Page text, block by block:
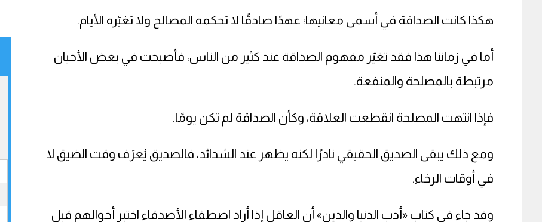
هكذا كانت الصداقة في أسمى معانيها؛ عهدًا صادقًا لا تحكمه المصالح ولا تغيّره الأيام.
أما في زماننا هذا فقد تغيّر مفهوم الصداقة عند كثير من الناس، فأصبحت في بعض الأحيان
مرتبطة بالمصلحة والمنفعة.
فإذا انتهت المصلحة انقطعت العلاقة، وكأن الصداقة لم تكن يومًا.
ومع ذلك يبقى الصديق الحقيقي نادرًا لكنه يظهر عند الشدائد، فالصديق يُعرَف وقت الضيق لا
في أوقات الرخاء.
وقد جاء في كتاب «أدب الدنيا والدين» أن العاقل إذا أراد اصطفاء الأصدقاء اختبر أحوالهم قبل